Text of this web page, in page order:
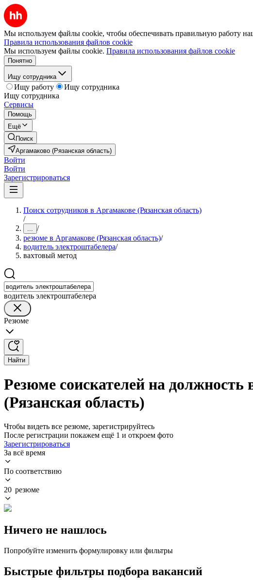
Мы используем файлы cookie, чтобы обеспечивать правильную работу
Правила использования файлов cookie
Мы используем файлы cookie. Правила использования файлов cookie
Понятно
Ищу сотрудника
Ищу работу
Ищу сотрудника
Ищу сотрудника
Сервисы
Помощь
Ещё
Поиск
Аргамаково (Рязанская область)
Войти
Войти
Зарегистрироваться
Поиск сотрудников в Аргамакове (Рязанская область)
/
... /
резюме в Аргамакове (Рязанская область)/
водитель электроштабелера/
вахтовый метод
водитель электроштабелера
Резюме
Найти
Резюме соискателей на должность
(Рязанская область)
Чтобы видеть все резюме, зарегистрируйтесь
После регистрации покажем ещё 1 и откроем фото
Зарегистрироваться
За всё время
По соответствию
20 резюме
Ничего не нашлось
Попробуйте изменить формулировку или фильтры
Быстрые фильтры подбора вакансий